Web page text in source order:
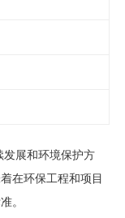
发展和环境保护方
在环保工程和项目
。